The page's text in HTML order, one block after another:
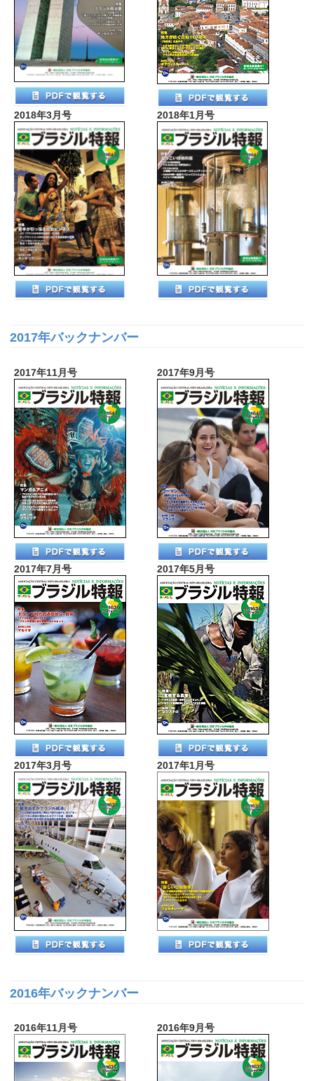
2018年3月号 2018年1月号
2017年バックナンバー
2017年11月号 2017年9月号
2017年7月号 2017年5月号
2017年3月号 2017年1月号
2016年バックナンバー
2016年11月号 2016年9月号